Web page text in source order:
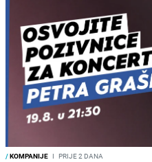
/KOMPANIJE I PRIJE 2 DANA